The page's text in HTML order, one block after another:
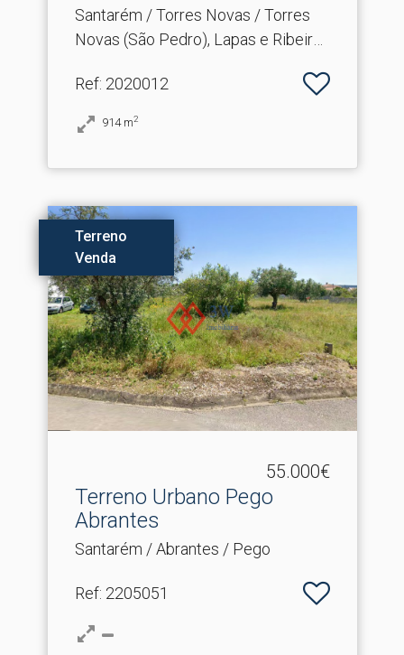
Santarém / Torres Novas / Torres
Novas (São Pedro), Lapas e Ribeira
Ref: 2020012
914 m2
Terreno
Venda
55.000€
Terreno Urbano Pego
Abrantes
Santarém / Abrantes / Pego
Ref: 2205051